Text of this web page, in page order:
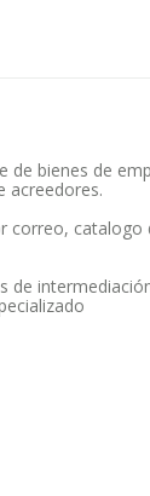
de bienes de
acreedores.
correo, catalogo
de